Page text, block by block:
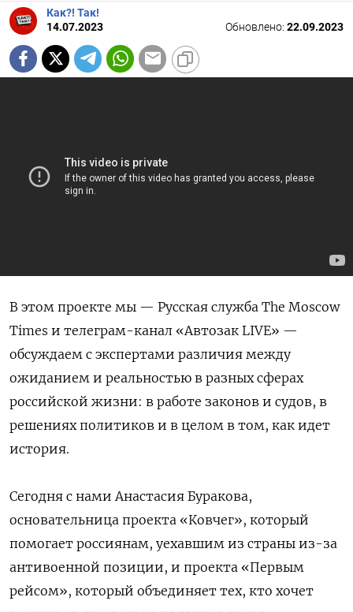
Как?! Так!
14.07.2023
Обновлено: 22.09.2023
В этом проекте мы — Русская служба The Moscow
Times и телеграм-канал «Автозак LIVE» —
обсуждаем с экспертами различия между
ожиданием и реальностью в разных сферах
российской жизни: в работе законов и судов, в
решениях политиков и в целом в том, как идет
история.
Сегодня с нами Анастасия Буракова,
основательница проекта «Ковчег», который
помогает россиянам, уехавшим из страны из-за
антивоенной позиции, и проекта «Первым
рейсом», который объединяет тех, кто хочет